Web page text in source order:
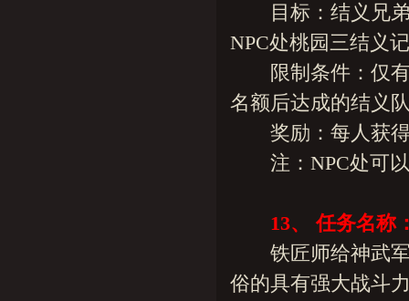
目标：结义兄弟
NPC处桃园三结义
限制条件：仅有
名额后达成的结义
奖励：每人获得
注：NPC处可以
13、 任务名称
铁匠师给神武军
俗的具有强大战斗